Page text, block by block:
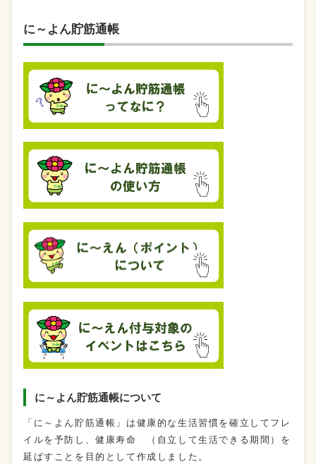
に～よん貯筋通帳
に～よん貯筋通帳について
「に～よん貯筋通帳」は健康的な生活習慣を確立してフレ
イルを予防し、健康寿命 （自立して生活できる期間）を
延ばすことを目的として作成しました。